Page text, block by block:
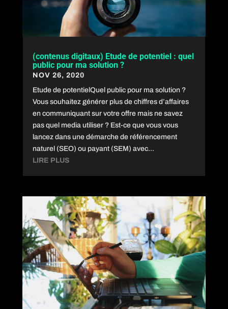
(contenus digitaux) Etude de potentiel : quel
public pour ma solution ?
NOV 26, 2020
Etude de potentielQuel public pour ma solution ?
Vous souhaitez générer plus de chiffres d’affaires
en communiquant sur votre offre mais ne savez
pas quel media utiliser ? Est-ce que vous vous
lancez dans une démarche de référencement
naturel (SEO) ou payant (SEM) avec...
LIRE PLUS